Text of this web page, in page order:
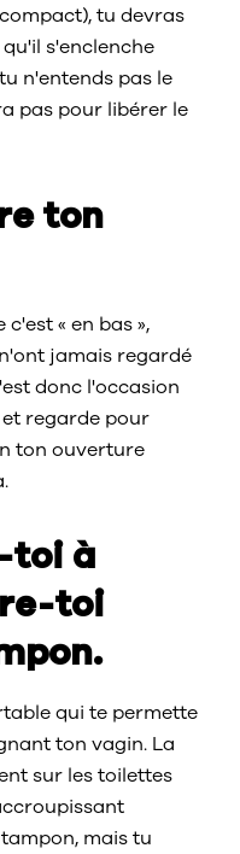
tu devras
s'enclenche
n'entends pas le
pas pour libérer le
ton
« en bas »,
jamais regardé
donc l'occasion
regarde pour
ton ouverture
toi à
toi
qui te permette
ton vagin. La
sur les toilettes
mais tu